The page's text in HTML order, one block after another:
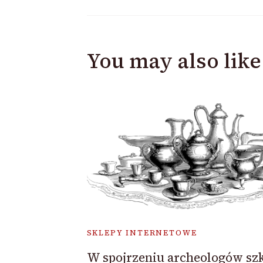
You may also like
SKLEPY INTERNETOWE
W spojrzeniu archeologów